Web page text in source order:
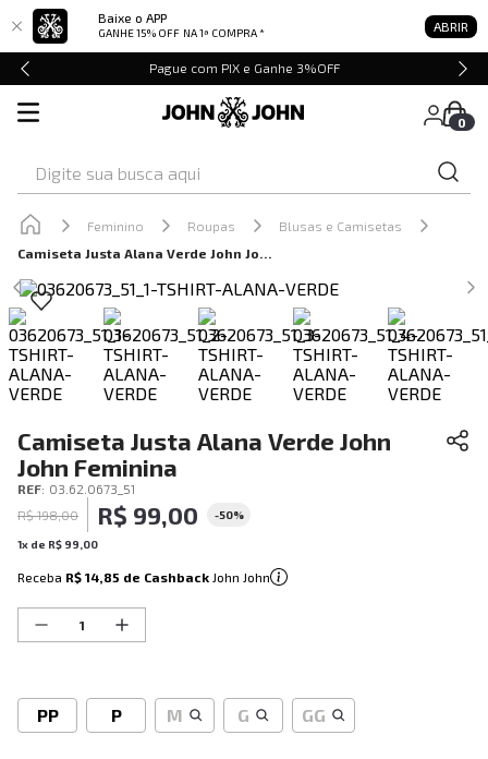
Baixe o APP
GANHE 15% OFF NA 1ª COMPRA * ABRIR
Pague com PIX e Ganhe 3%OFF
0
Feminino Roupas
Blusas e Camisetas
Camiseta Justa Alana Verde John John Feminina
Camiseta Justa Alana Verde John
John Feminina
REF: 03.62.0673_51
R$ 198,00 R$ 99,00 -50%
1x de R$ 99 00
Receba R$ 14,85 de Cashback John John
PP P M G GG